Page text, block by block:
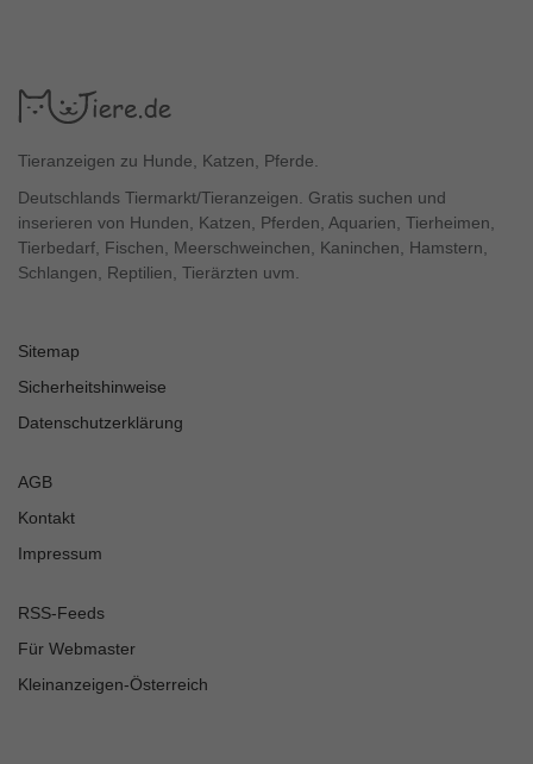
Tieranzeigen zu Hunde, Katzen, Pferde.
Deutschlands Tiermarkt/Tieranzeigen. Gratis suchen und
inserieren von Hunden, Katzen, Pferden, Aquarien, Tierheimen,
Tierbedarf, Fischen, Meerschweinchen, Kaninchen, Hamstern,
Schlangen, Reptilien, Tierärzten uvm.
Sitemap
Sicherheitshinweise
Datenschutzerklärung
AGB
Kontakt
Impressum
RSS-Feeds
Für Webmaster
Kleinanzeigen-Österreich